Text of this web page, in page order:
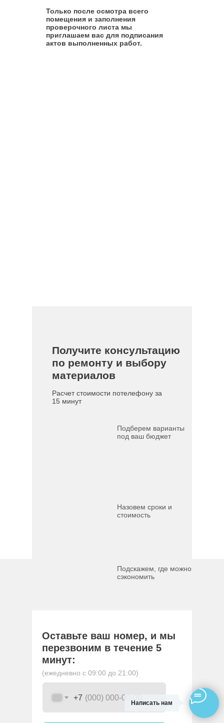
Написать нам
Только после осмотра всего
помещения и заполнения
проверочного листа мы
приглашаем вас для подписания
актов выполненных работ.
Получите консультацию
по ремонту и выбору
материалов
Оставьте ваш номер, и мы
перезвоним в течение 5
минут:
Расчет стоимости потелефону за
15 минут
Подскажем, где можно
сэкономить
Подберем варианты
под ваш бюджет
(ежедневно с 09:00 до 21:00)
Назовем сроки и
стоимость
+7